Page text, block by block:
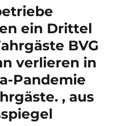
ein Drittel
BVG
verlieren in
Pandemie
, aus